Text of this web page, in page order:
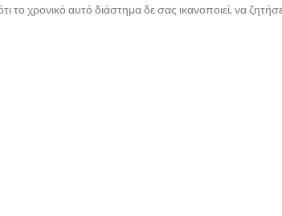
το χρονικό αυτό διάστημα δε σας ικανοποιεί, να